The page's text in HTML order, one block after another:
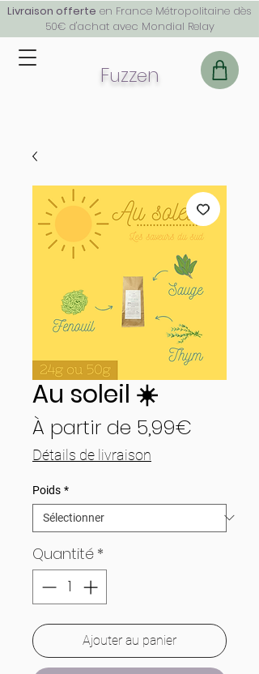
Livraison offerte en France Métropolitaine dès
50€ d'achat avec Mondial Relay
Fuzzen
Au soleil ☀️
À partir de 5,99€
Détails de livraison
Poids *
Quantité *
Ajouter au panier